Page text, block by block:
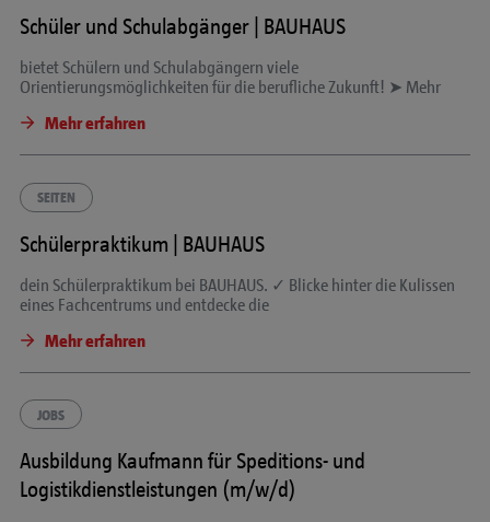
Schüler und Schulabgänger | BAUHAUS
bietet Schülern und Schulabgängern viele
Orientierungsmöglichkeiten für die berufliche Zukunft! ➤ Mehr
Mehr erfahren
SEITEN
Schülerpraktikum | BAUHAUS
dein Schülerpraktikum bei BAUHAUS. ✓ Blicke hinter die Kulissen
eines Fachcentrums und entdecke die
Mehr erfahren
JOBS
Ausbildung Kaufmann für Speditions- und
Logistikdienstleistungen (m/w/d)